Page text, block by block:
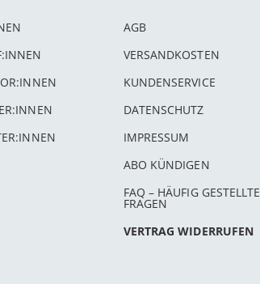
AGB
VERSANDKOSTEN
KUNDENSERVICE
DATENSCHUTZ
IMPRESSUM
ABO KÜNDIGEN
FAQ – HÄUFIG GESTELLTE
FRAGEN
VERTRAG WIDERRUFEN